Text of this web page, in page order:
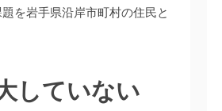
を岩手県沿岸市町村の住民と
していない